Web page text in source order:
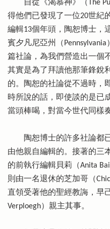
自從《渴慕神》（The
得他們已發現了一位20世紀
編輯13個年頭，陶恕博士，
賓夕凡尼亞州（
篇社論，為我們營造出一個
其實是為了拜讀他那筆鋒銳
的。陶恕的社論從不過時，
時所說的話，即使談的是已
當頭棒喝，對當今世代同樣
陶恕博士的許多社論都已
由他親自編輯的。接著的三
的前執行編輯貝莉（Anita
則由一名退休的芝加哥（
直領受著他的聖經教誨，早
Verploegh）親主其事。